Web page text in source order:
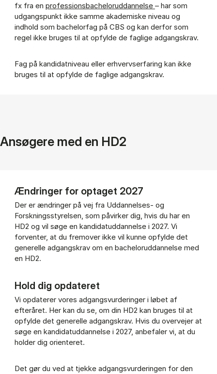
fx fra en professionsbacheloruddannelse – har som
udgangspunkt ikke samme akademiske niveau og
indhold som bachelorfag på CBS og kan derfor som
regel ikke bruges til at opfylde de faglige adgangskrav.
Fag på kandidatniveau eller erhvervserfaring kan ikke
bruges til at opfylde de faglige adgangskrav.
Ansøgere med en HD2
Ændringer for optaget 2027
Der er ændringer på vej fra Uddannelses- og
Forskningsstyrelsen, som påvirker dig, hvis du har en
HD2 og vil søge en kandidatuddannelse i 2027. Vi
forventer, at du fremover ikke vil kunne opfylde det
generelle adgangskrav om en bacheloruddannelse med
en HD2.
Hold dig opdateret
Vi opdaterer vores adgangsvurderinger i løbet af
efteråret. Her kan du se, om din HD2 kan bruges til at
opfylde det generelle adgangskrav. Hvis du overvejer at
søge en kandidatuddannelse i 2027, anbefaler vi, at du
holder dig orienteret.
Det gør du ved at tjekke adgangsvurderingen for den